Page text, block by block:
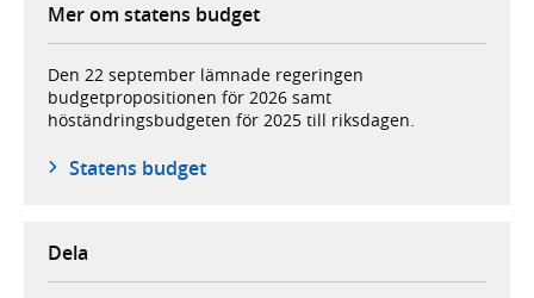
Mer om statens budget
Den 22 september lämnade regeringen
budgetpropositionen för 2026 samt
höständringsbudgeten för 2025 till riksdagen.
Statens budget
Dela